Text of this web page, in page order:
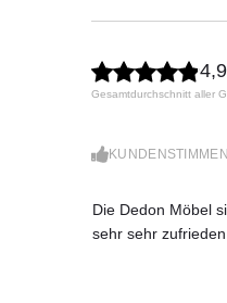
Wetterfest
Maße: (B × T
176 × 97 ×
jeweiligen
4,9
Gesamtdurchschnitt aller
KUNDENSTIMMEN
Die Dedon Möbel
sehr sehr